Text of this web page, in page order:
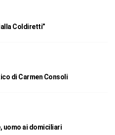
Coldiretti”
di Carmen Consoli
uomo ai domiciliari